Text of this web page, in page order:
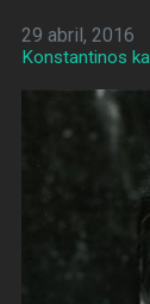
29 abril, 2016
Konstantinos